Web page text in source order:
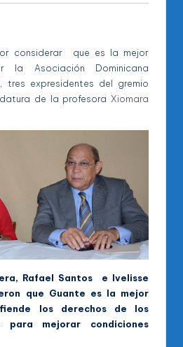
considerar que es la mejor
la Asociación Dominicana
tres expresidentes del gremio
de la profesora Xiomara
Rafael Santos e Ivelisse
que Guante es la mejor
los derechos de los
para mejorar condiciones